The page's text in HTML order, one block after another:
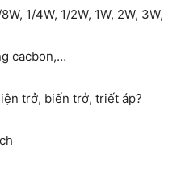
1/4W, 1/2W, 1W, 2W, 3W,
cacbon,…